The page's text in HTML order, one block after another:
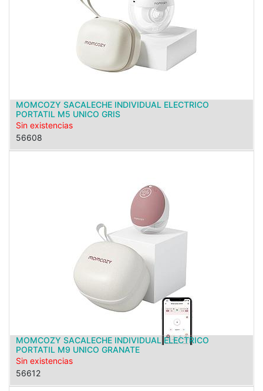
MOMCOZY SACALECHE INDIVIDUAL ELECTRICO
PORTATIL M5 UNICO GRIS
Sin existencias
56608
MOMCOZY SACALECHE INDIVIDUAL ELECTRICO
PORTATIL M9 UNICO GRANATE
Sin existencias
56612